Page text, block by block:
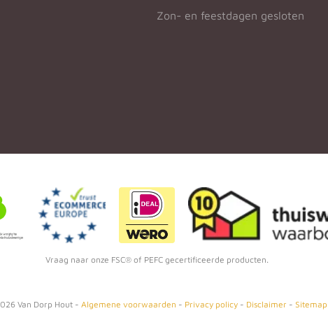
Zon- en feestdagen gesloten
Vraag naar onze FSC® of PEFC gecertificeerde producten.
Van Dorp Hout - Algemene voorwaarden - Privacy policy - Disclaimer - Sitemap